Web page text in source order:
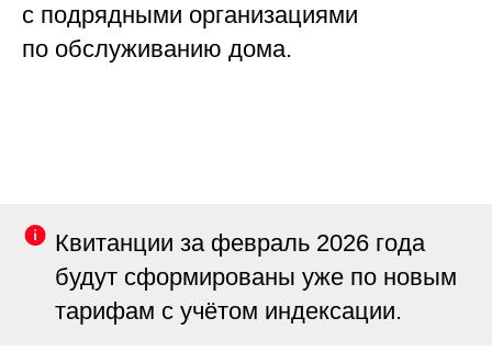
с подрядными организациями
по обслуживанию дома.
Квитанции за февраль 2026 года
будут сформированы уже по новым
тарифам с учётом индексации.